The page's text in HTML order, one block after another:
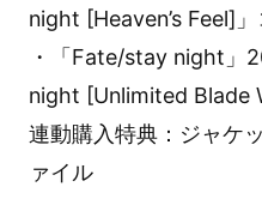
night [Heaven’s Feel]」
・「Fate/stay night」
night [Unlimited Blade
連動購入特典：ジャケ
ァイル